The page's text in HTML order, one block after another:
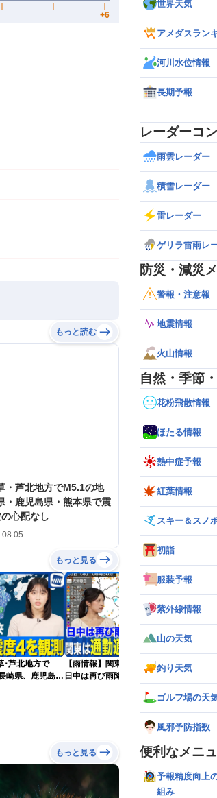
もっと読む
・芦北地方でM5.1の地
鹿児島県・熊本県で震
心配なし
08:05
もっと見る
･芦北地方で
崎県、鹿児島県
【雨情報】関東は通勤通学時も弱い雨
日中は再び雨降りやすい
もっと見る
世界天気
アメダスラン
河川水位情報
長期予報
レーダーコ
雨雲レーダー
積雪レーダー
雷レーダー
ゲリラ雷雨レ
防災・減災
警報・注意報
地震情報
火山情報
自然・季節
花粉飛散情報
ほたる情報
熱中症予報
紅葉情報
スキー＆スノ
初詣
服装予報
紫外線情報
山の天気
釣り天気
ゴルフ場の天
風邪予防指数
便利なメニ
予報精度向上
組み